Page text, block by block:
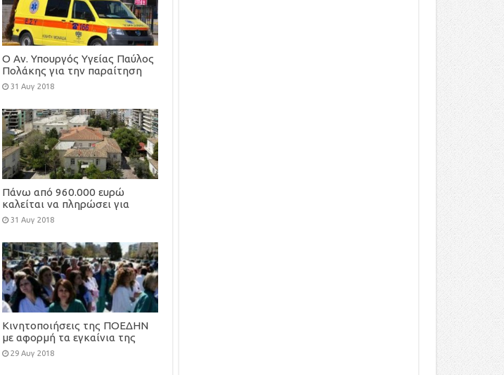
Ο Αν. Υπουργός Υγείας Παύλος
Πολάκης για την παραίτηση
του Κ. Καρακατσιανόπουλου
31 Αυγ 2018
Πάνω από 960.000 ευρώ
καλείται να πληρώσει για
ΕΝΦΙΑ, το Άσυλο Ανιάτων
31 Αυγ 2018
Κινητοποιήσεις της ΠΟΕΔΗΝ
με αφορμή τα εγκαίνια της
ΔΕΘ
29 Αυγ 2018